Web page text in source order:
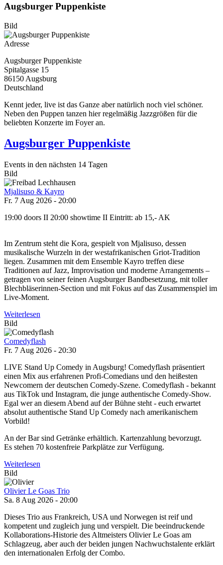
Augsburger Puppenkiste
Bild
Adresse
Augsburger Puppenkiste
Spitalgasse 15
86150 Augsburg
Deutschland
Kennt jeder, live ist das Ganze aber natürlich noch viel schöner.
Neben den Puppen tanzen hier regelmäßig Jazzgrößen für die
beliebten Konzerte im Foyer an.
Augsburger Puppenkiste
Events in den nächsten 14 Tagen
Bild
Mjalisuso & Kayro
Fr. 7 Aug 2026 - 20:00
19:00 doors II 20:00 showtime II Eintritt: ab 15,- AK
Im Zentrum steht die Kora, gespielt von Mjalisuso, dessen
musikalische Wurzeln in der westafrikanischen Griot-Tradition
liegen. Zusammen mit dem Ensemble Kayro treffen diese
Traditionen auf Jazz, Improvisation und moderne Arrangements –
getragen von seiner feinen Augsburger Bandbesetzung, mit toller
Blechbläserinnen-Section und mit Fokus auf das Zusammenspiel im
Live-Moment.
Weiterlesen
Bild
Comedyflash
Fr. 7 Aug 2026 - 20:30
LIVE Stand Up Comedy in Augsburg! Comedyflash präsentiert
einen Mix aus erfahrenen Profi-Comedians und den heißesten
Newcomern der deutschen Comedy-Szene. Comedyflash - bekannt
aus TikTok und Instagram, die junge authentische Comedy-Show.
Egal wer an diesem Abend auf der Bühne steht - euch erwartet
absolut authentische Stand Up Comedy nach amerikanischem
Vorbild!
An der Bar sind Getränke erhältlich. Kartenzahlung bevorzugt.
Es stehen 70 kostenfreie Parkplätze zur Verfügung.
Weiterlesen
Bild
Olivier Le Goas Trio
Sa. 8 Aug 2026 - 20:00
Dieses Trio aus Frankreich, USA und Norwegen ist reif und
kompetent und zugleich jung und verspielt. Die beeindruckende
Kollaborations-Historie des Altmeisters Olivier Le Goas am
Schlagzeug, aber auch der beiden jungen Nachwuchstalente erklärt
den internationalen Erfolg der Combo.